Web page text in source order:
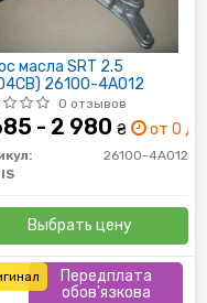
масла SRT 2.5
26100-4A012
0 отзывов
- 2 980 ₴ от 0 дн.
26100-4A012
Выбрать цену
Передплата
обов'язкова